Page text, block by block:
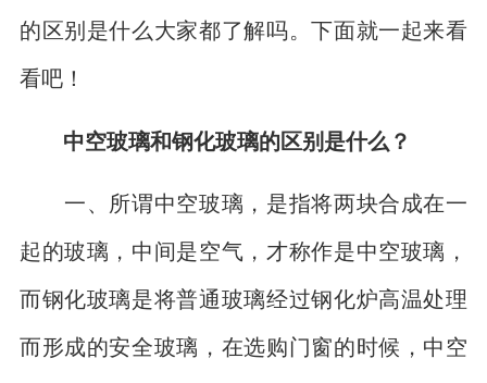
的区别是什么大家都了解吗。下面就一起来看
看吧！
中空玻璃和钢化玻璃的区别是什么？
一、所谓中空玻璃，是指将两块合成在一
起的玻璃，中间是空气，才称作是中空玻璃，
而钢化玻璃是将普通玻璃经过钢化炉高温处理
而形成的安全玻璃，在选购门窗的时候，中空